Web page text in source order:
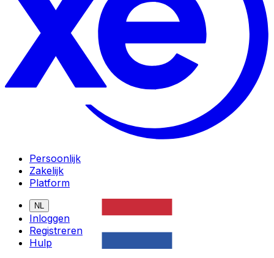
Persoonlijk
Zakelijk
Platform
NL
Inloggen
Registreren
Hulp